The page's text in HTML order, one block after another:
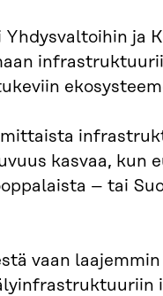
ja
kasvaa, kun
– tai
vaan